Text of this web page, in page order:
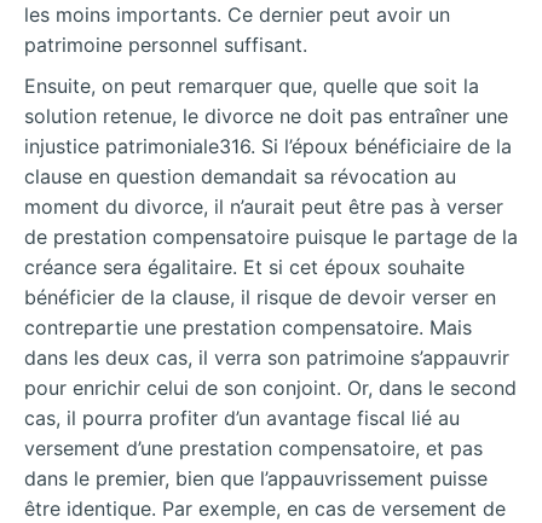
les moins importants. Ce dernier peut avoir un
patrimoine personnel suffisant.
Ensuite, on peut remarquer que, quelle que soit la
solution retenue, le divorce ne doit pas entraîner une
injustice patrimoniale316. Si l’époux bénéficiaire de la
clause en question demandait sa révocation au
moment du divorce, il n’aurait peut être pas à verser
de prestation compensatoire puisque le partage de la
créance sera égalitaire. Et si cet époux souhaite
bénéficier de la clause, il risque de devoir verser en
contrepartie une prestation compensatoire. Mais
dans les deux cas, il verra son patrimoine s’appauvrir
pour enrichir celui de son conjoint. Or, dans le second
cas, il pourra profiter d’un avantage fiscal lié au
versement d’une prestation compensatoire, et pas
dans le premier, bien que l’appauvrissement puisse
être identique. Par exemple, en cas de versement de